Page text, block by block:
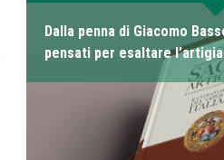
Dalla penna di Giacomo
pensati per esaltare